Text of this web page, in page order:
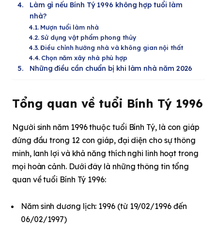
Làm gì nếu Bính Tý 1996 không hợp tuổi làm
nhà?
Mượn tuổi làm nhà
Sử dụng vật phẩm phong thủy
Điều chỉnh hướng nhà và không gian nội thất
Chọn năm xây nhà phù hợp
Những điều cần chuẩn bị khi làm nhà năm 2026
Tổng quan về tuổi Bính Tý 1996
Người sinh năm 1996 thuộc tuổi Bính Tý, là con giáp
đứng đầu trong 12 con giáp, đại diện cho sự thông
minh, lanh lợi và khả năng thích nghi linh hoạt trong
mọi hoàn cảnh. Dưới đây là những thông tin tổng
quan về tuổi Bính Tý 1996:
Năm sinh dương lịch: 1996 (từ 19/02/1996 đến
06/02/1997)